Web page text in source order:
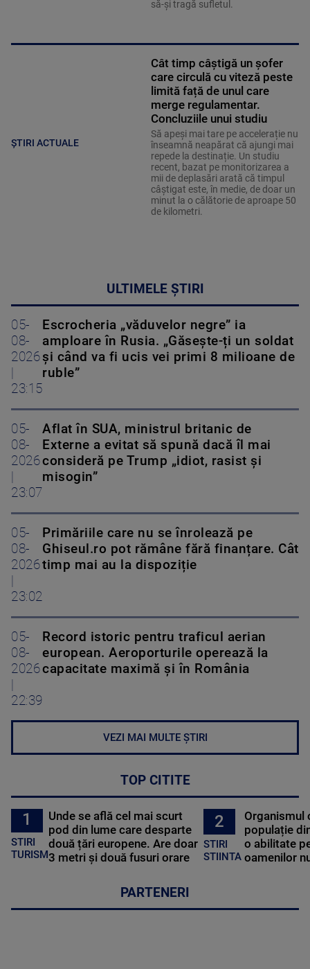
să-și tragă sufletul.
ȘTIRI ACTUALE
Cât timp câștigă un șofer
care circulă cu viteză peste
limită față de unul care
merge regulamentar.
Concluziile unui studiu
Să apeși mai tare pe accelerație nu
înseamnă neapărat că ajungi mai
repede la destinație. Un studiu
recent, bazat pe monitorizarea a
mii de deplasări arată că timpul
câștigat este, în medie, de doar un
minut la o călătorie de aproape 50
de kilometri.
ULTIMELE ȘTIRI
05-
08-
2026
23:15
Escrocheria „văduvelor negre” ia
amploare în Rusia. „Găsește-ți un soldat
și când va fi ucis vei primi 8 milioane de
ruble”
05-
08-
2026
23:07
Aflat în SUA, ministrul britanic de
Externe a evitat să spună dacă îl mai
consideră pe Trump „idiot, rasist și
misogin”
05-
08-
2026
23:02
Primăriile care nu se înrolează pe
Ghiseul.ro pot rămâne fără finanțare. Cât
timp mai au la dispoziție
05-
08-
2026
22:39
Record istoric pentru traficul aerian
european. Aeroporturile operează la
capacitate maximă și în România
VEZI MAI MULTE ȘTIRI
TOP CITITE
1
STIRI
TURISM
Unde se află cel mai scurt
pod din lume care desparte
două țări europene. Are doar
3 metri și două fusuri orare
2
STIRI
STIINTA
Organismul
populație
o abilitate
oamenilor
PARTENERI